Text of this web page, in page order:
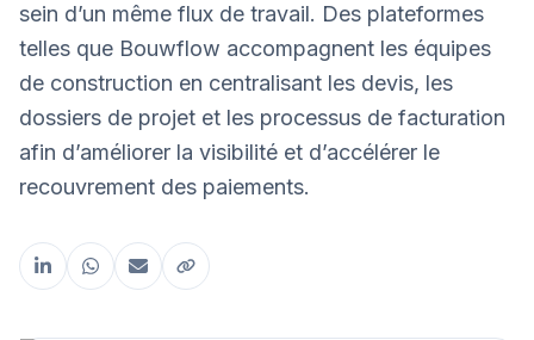
sein d’un même flux de travail. Des plateformes
telles que Bouwflow accompagnent les équipes
de construction en centralisant les devis, les
dossiers de projet et les processus de facturation
afin d’améliorer la visibilité et d’accélérer le
recouvrement des paiements.
Partager cet article